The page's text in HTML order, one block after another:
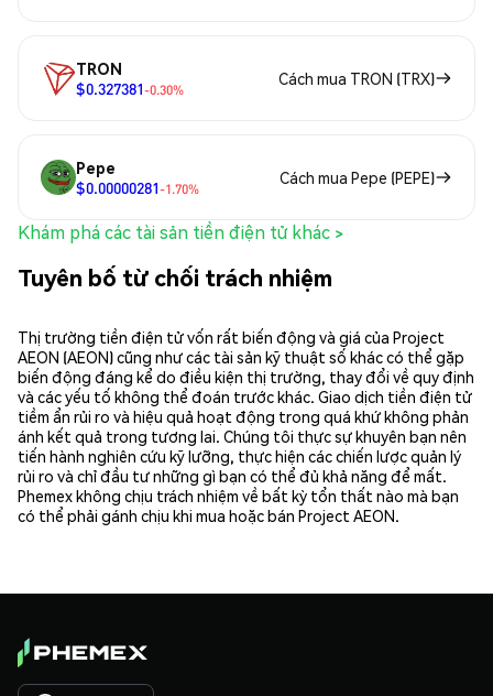
TRON
$0.327381-0.30%
Cách mua TRON (TRX)
Pepe
$0.00000281-1.70%
Cách mua Pepe (PEPE)
Khám phá các tài sản tiền điện tử khác >
Tuyên bố từ chối trách nhiệm
Thị trường tiền điện tử vốn rất biến động và giá của Project
AEON (AEON) cũng như các tài sản kỹ thuật số khác có thể gặp
biến động đáng kể do điều kiện thị trường, thay đổi về quy định
và các yếu tố không thể đoán trước khác. Giao dịch tiền điện tử
tiềm ẩn rủi ro và hiệu quả hoạt động trong quá khứ không phản
ánh kết quả trong tương lai. Chúng tôi thực sự khuyên bạn nên
tiến hành nghiên cứu kỹ lưỡng, thực hiện các chiến lược quản lý
rủi ro và chỉ đầu tư những gì bạn có thể đủ khả năng để mất.
Phemex không chịu trách nhiệm về bất kỳ tổn thất nào mà bạn
có thể phải gánh chịu khi mua hoặc bán Project AEON.